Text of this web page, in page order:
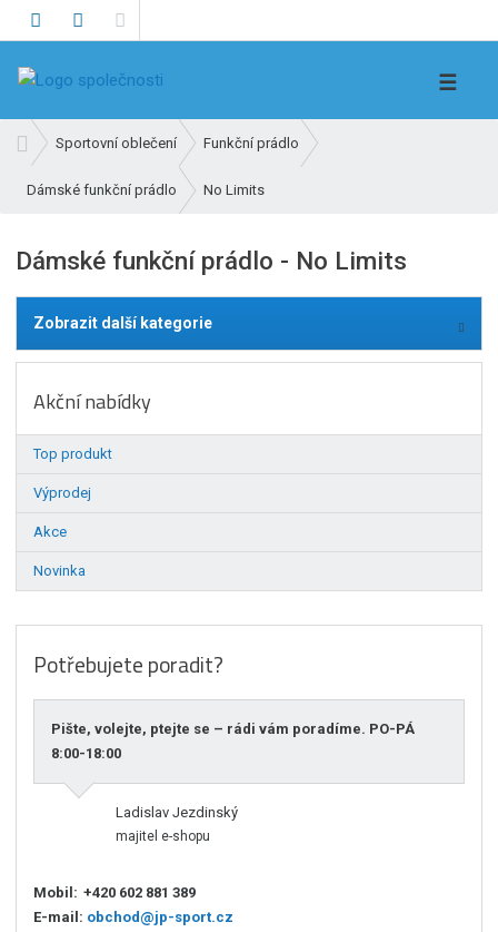
☰
v
o
í
a
a
Sportovní oblečení Funkční prádlo
Dámské funkční prádlo No Limits
Dámské funkční prádlo - No Limits
Zobrazit další kategorie
Akční nabídky
Top produkt
Výprodej
Akce
Novinka
Potřebujete poradit?
Pište, volejte, ptejte se – rádi vám poradíme. PO-PÁ
8:00-18:00
Ladislav Jezdinský
majitel e-shopu
Mobil: +420 602 881 389
E-mail: obchod@jp-sport.cz